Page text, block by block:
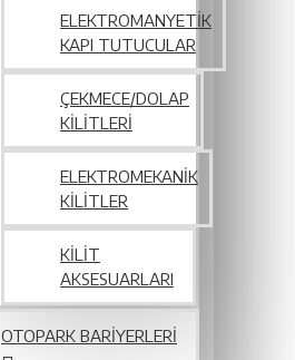
ELEKTROMANYETIK
KAPI TUTUCULAR
ÇEKMECE/DOLAP
KILITLERI
ELEKTROMEKANIK
KILITLER
KILIT
AKSESUARLARI
OTOPARK BARIYERLERI